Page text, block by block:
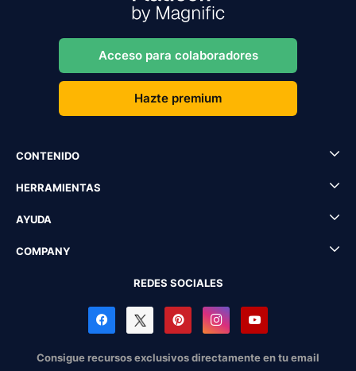
Acceso para colaboradores
Hazte premium
CONTENIDO
HERRAMIENTAS
AYUDA
COMPANY
REDES SOCIALES
Consigue recursos exclusivos directamente en tu email